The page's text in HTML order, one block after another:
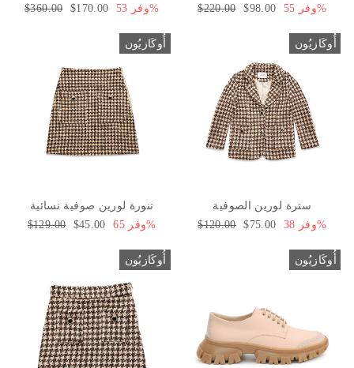
السعر
$360.00 سعر
$170.00 وفر 53%
السعر
$220.00 سعر
$98.00 وفر 55%
أُوكَازيُون
تنورة لورين صوفية نسائية
السعر
$129.00
سعر
$45.00 وفر 65%
أُوكَازيُون
سترة لورين الصوفية
السعر
$120.00 سعر
$75.00 وفر 38%
أُوكَازيُون أُوكَازيُون